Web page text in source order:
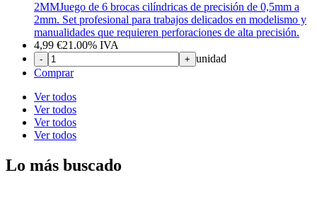
JUEGO DE BROCAS CILÍNDRICAS 0,5MM -
2MM Juego de 6 brocas cilíndricas de precisión de 0,5mm a
2mm. Set profesional para trabajos delicados en modelismo y
manualidades que requieren perforaciones de alta precisión.
4,99
-
Ver todos
Ver todos
Ver todos